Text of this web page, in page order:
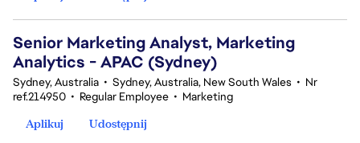
Senior Marketing Analyst, Marketing
Analytics - APAC (Sydney)
Sydney, Australia • Sydney, Australia, New South Wales • Nr
ref.214950 • Regular Employee • Marketing
Aplikuj
Udostępnij